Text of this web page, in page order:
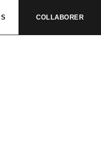
COLLABORER